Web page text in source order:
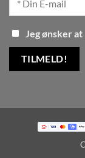
Jeg ønsker at